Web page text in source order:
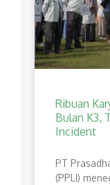
Ribuan
Bulan K3,
Incident
PT
(PPLI)